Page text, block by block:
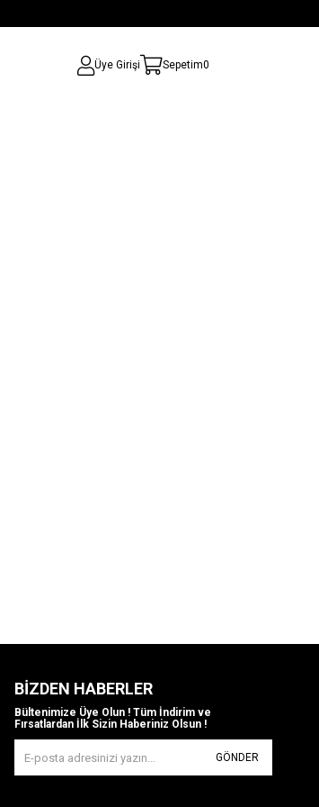
Üye Girişi Sepetim0
BIZDEN HABERLER
Bültenimize Üye Olun ! Tüm İndirim ve
Fırsatlardan İlk Sizin Haberiniz Olsun !
GÖNDER